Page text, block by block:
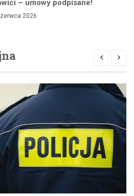
– umowy podpisane!
2026